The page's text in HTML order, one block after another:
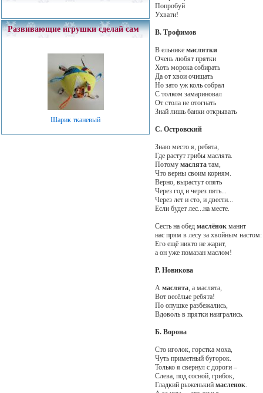
Развивающие игрушки сделай сам
Шарик тканевый
Попробуй
Ухвати!
В. Трофимов
В ельнике маслятки
Очень любят прятки
Хоть морока собирать
Да от хвои очищать
Но зато уж коль собрал
С толком замариновал
От стола не отогнать
Знай лишь банки открывать
С. Островский
Знаю место я, ребята,
Где растут грибы маслята.
Потому маслята там,
Что верны своим корням.
Верно, вырастут опять
Через год и через пять...
Через лет и сто, и двести...
Если будет лес...на месте.
Сесть на обед маслёнокманит
нас прям в лесу за хвойным настом:
Его ещё никто не жарит,
а он уже помазан маслом!
Р. Новикова
А маслята, а маслята,
Вот весёлые ребята!
По опушке разбежались,
Вдоволь в прятки наигрались.
Б. Ворона
Сто иголок, горстка моха,
Чуть приметный бугорок.
Только я свернул с дороги –
Слева, под сосной, грибок,
Гладкий рыженький масленок.